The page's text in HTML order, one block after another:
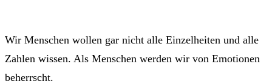
Wir Menschen wollen gar nicht alle Einzelheiten und alle
Zahlen wissen. Als Menschen werden wir von Emotionen
beherrscht.